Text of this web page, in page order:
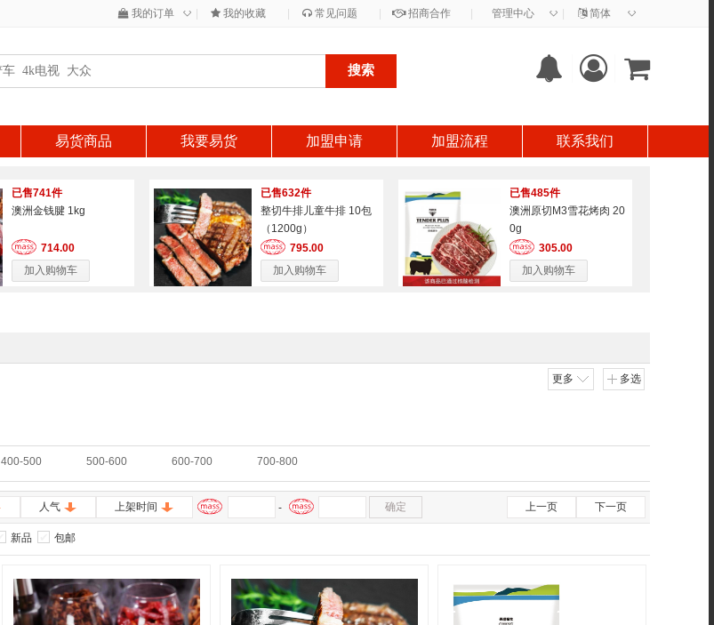
我的订单 ◇ 我的收藏 常见问题 招商合作 管理中心 ◇ 简体 ◇
搜索
易货商品 我要易货 加盟申请 加盟流程 联系我们
已售741件
澳洲金钱腱 1kg
714.00
加入购物车
已售632件
整切牛排儿童牛排 10包
（1200g）
795.00
加入购物车
已售485件
澳洲原切M3雪花烤肉 20
0g
305.00
加入购物车
更多 多选
400-500 500-600 600-700 700-800
人气 上架时间 - 确定 上一页 下一页
新品 包邮